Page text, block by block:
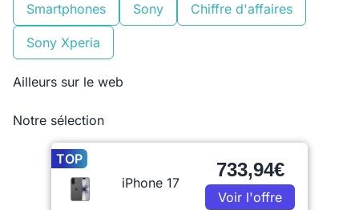
Smartphones Sony Chiffre d'affaires
Sony Xperia
Ailleurs sur le web
Notre sélection
TOP
iPhone 17
733,94€
Voir l'offre